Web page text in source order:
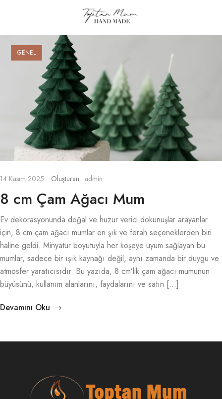
GENEL
14 Kasım 2025 Oluşturan : admin
8 cm Çam Ağacı Mum
Ev dekorasyonunda doğal ve huzur verici dokunuşlar arayanlar
için, 8 cm çam ağacı mumlar en şık ve ferah seçeneklerden biri
haline geldi. Minyatür boyutuyla her köşeye uyum sağlayan bu
mumlar, sadece bir ışık kaynağı değil, aynı zamanda bir duygu ve
atmosfer yaratıcısıdır. Bu yazıda, 8 cm’lik çam ağacı mumunun
büyüsünü, kullanım alanlarını, faydalarını ve satın […]
Devamını Oku